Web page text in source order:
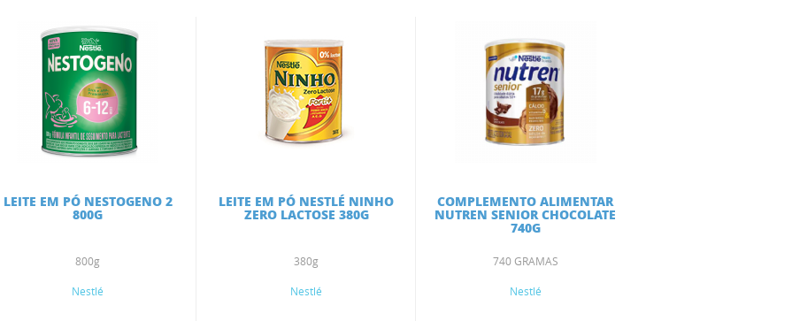
LEITE EM PÓ NESTOGENO 2
800G
800g
Nestlé
LEITE EM PÓ NESTLÉ NINHO
ZERO LACTOSE 380G
380g
Nestlé
COMPLEMENTO ALIMENTAR
NUTREN SENIOR CHOCOLATE
740G
740 GRAMAS
Nestlé